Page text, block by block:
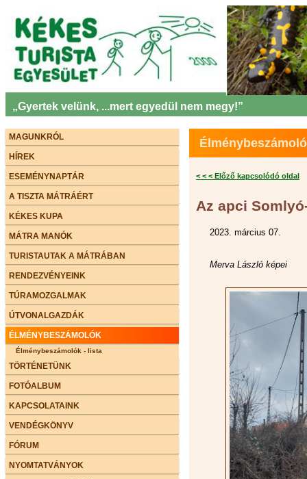
„Gyertek velünk, ...mert egyedül nem megy!”
MAGUNKRÓL
HÍREK
ESEMÉNYNAPTÁR
A TISZTA MÁTRÁÉRT
KÉKES KUPA
MÁTRA MANÓK
TURISTAUTAK A MÁTRÁBAN
RENDEZVÉNYEINK
TÚRAMOZGALMAK
ÚTVONALGAZDÁK
ÉLMÉNYBESZÁMOLÓK
Élménybeszámolók - lista
TÖRTÉNETÜNK
FOTÓALBUM
KAPCSOLATAINK
VENDÉGKÖNYV
FÓRUM
NYOMTATVÁNYOK
< < < Előző kapcsolódó oldal
Az apci
2023. március 07.
Merva László képei